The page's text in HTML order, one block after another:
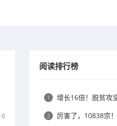
0
阅读排行榜
1 增长16倍！脱贫攻
2 厉害了，10838宗